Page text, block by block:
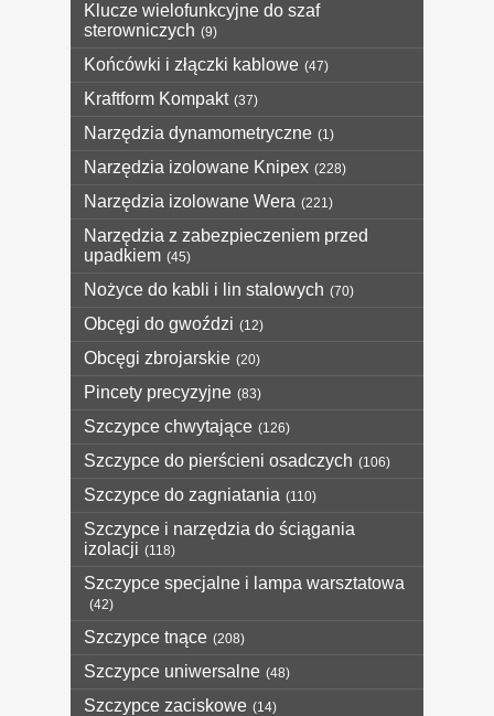
Klucze wielofunkcyjne do szaf
sterowniczych (9)
Końcówki i złączki kablowe (47)
Kraftform Kompakt (37)
Narzędzia dynamometryczne (1)
Narzędzia izolowane Knipex (228)
Narzędzia izolowane Wera (221)
Narzędzia z zabezpieczeniem przed
upadkiem (45)
Nożyce do kabli i lin stalowych (70)
Obcęgi do gwoździ (12)
Obcęgi zbrojarskie (20)
Pincety precyzyjne (83)
Szczypce chwytające (126)
Szczypce do pierścieni osadczych (106)
Szczypce do zagniatania (110)
Szczypce i narzędzia do ściągania
izolacji (118)
Szczypce specjalne i lampa warsztatowa
(42)
Szczypce tnące (208)
Szczypce uniwersalne (48)
Szczypce zaciskowe (14)